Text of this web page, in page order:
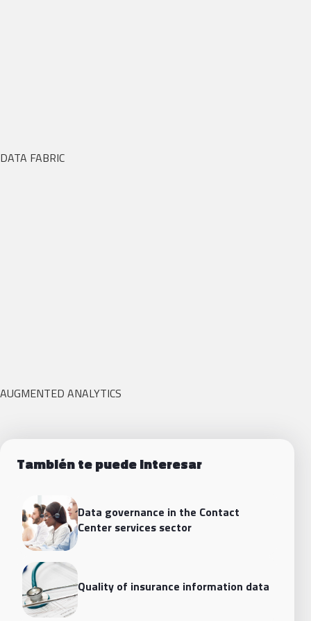
DATA FABRIC
AUGMENTED ANALYTICS
También te puede interesar
Data governance in the Contact
Center services sector
Quality of insurance information data